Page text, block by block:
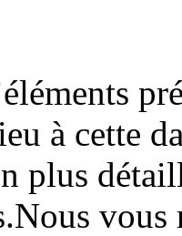
à cette
plus
vous